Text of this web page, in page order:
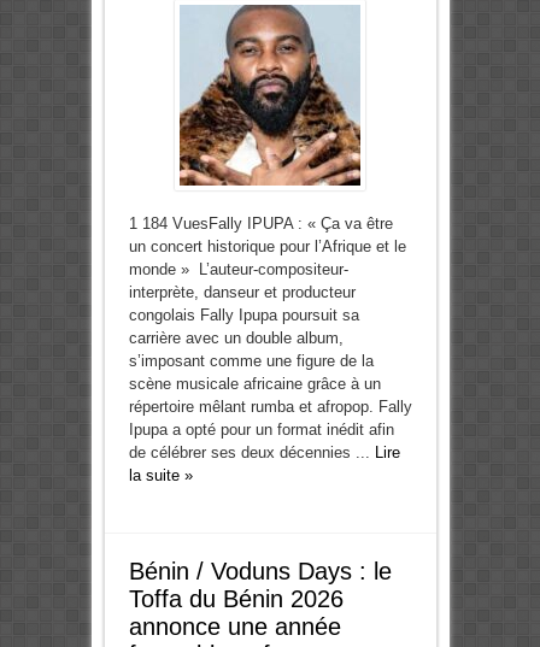
1 184 VuesFally IPUPA : « Ça va être
un concert historique pour l’Afrique et le
monde » L’auteur-compositeur-
interprète, danseur et producteur
congolais Fally Ipupa poursuit sa
carrière avec un double album,
s’imposant comme une figure de la
scène musicale africaine grâce à un
répertoire mêlant rumba et afropop. Fally
Ipupa a opté pour un format inédit afin
de célébrer ses deux décennies ... Lire
la suite »
Bénin / Voduns Days : le
Toffa du Bénin 2026
annonce une année